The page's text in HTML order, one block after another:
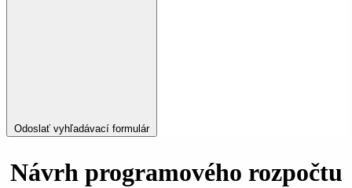
Odoslať vyhľadávací formulár
Návrh programového rozpočtu